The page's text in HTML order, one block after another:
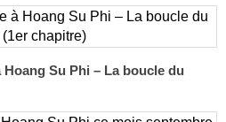
Su Phi – La boucle du